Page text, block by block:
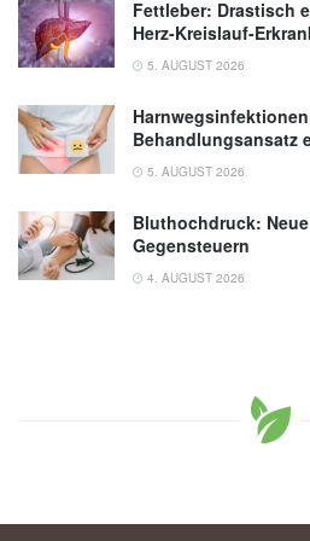
Fettleber: Drastisch
Herz-Kreislauf-
5. AUGUST 2026
Behandlungsansatz
5. AUGUST 2026
Bluthochdruck:
Gegensteuern
4. AUGUST 2026